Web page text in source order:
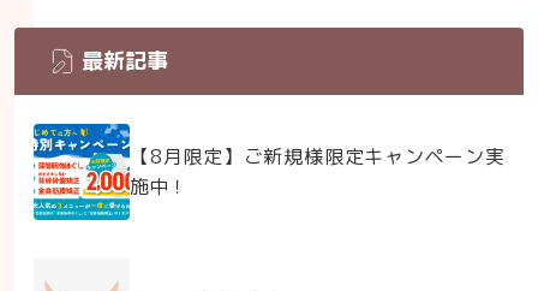
最新記事
【8月限定】ご新規様限定キャンペーン実
施中！